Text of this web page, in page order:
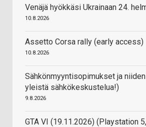
Venäjä hyökkäsi Ukrainaan 24.
10.8.2026
Assetto Corsa rally (early access)
10.8.2026
Sähkönmyyntisopimukset ja
yleistä sähkökeskustelua!)
9.8.2026
GTA VI (19.11.2026) (Playstation